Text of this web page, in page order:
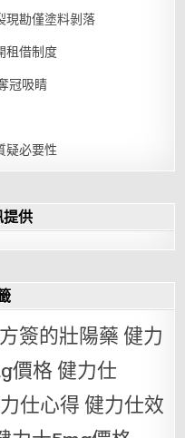
現勘僅塗料剝落
租借制度
冠吸睛
疑必要性
提供
簽的壯陽藥健力
價格健力仕
仕心得健力仕效